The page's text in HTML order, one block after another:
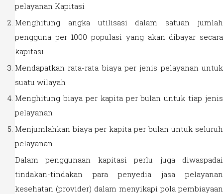
pelayanan Kapitasi
Menghitung angka utilisasi dalam satuan jumlah
pengguna per 1000 populasi yang akan dibayar secara
kapitasi
Mendapatkan rata-rata biaya per jenis pelayanan untuk
suatu wilayah
Menghitung biaya per kapita per bulan untuk tiap jenis
pelayanan
Menjumlahkan biaya per kapita per bulan untuk seluruh
pelayanan
Dalam penggunaan kapitasi perlu juga diwaspadai
tindakan-tindakan para penyedia jasa pelayanan
kesehatan (provider) dalam menyikapi pola pembiayaan